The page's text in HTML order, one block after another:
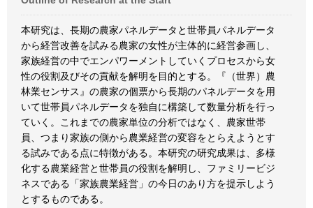
本研究は、長期の農家パネルデータと世帯員パネルデータ
から経営改善を試みる農家の女性が主体的に経営参画し、
家族経営の中でエンパワーメントしていくプロセスから女
性の役割及びその貢献を解明を目的とする。『（世界）農
林業センサス』の農家の個票から長期のパネルデータを用
いて世帯員パネルデータを独自に構築して数量分析を行っ
ていく。これまでの農家単位の分析ではなく、農家世帯
員、つまり家族の側から農業経営の変容をとらえようとす
る試みである点に特徴がある。本研究の研究成果は、多様
化する農業経営と世帯員の役割を解明し、ファミリービジ
ネスである「家族農業経営」の今日のあり方を提示しよう
とするものである。